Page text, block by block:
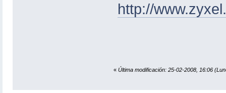
http://
« Última modificación: 25-02-2008, 16:06